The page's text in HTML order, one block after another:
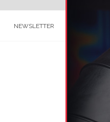
NEWSLETTER